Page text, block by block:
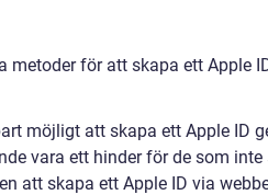
för att skapa ett Apple
möjligt att skapa ett Apple ID
vara ett hinder för de som inte
att skapa ett Apple ID via